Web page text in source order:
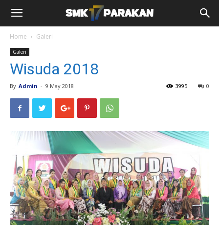
Home Galeri
Galeri
Wisuda 2018
By Admin - 9 May 2018 0
3995